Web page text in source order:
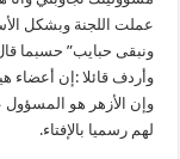
عملت اللجنة وبشكل
ونبقى حبايب” حسبما
وأردف قائلا :إن أعضاء
وإن الأزهر هو
لهم رسميا بالإفتاء.